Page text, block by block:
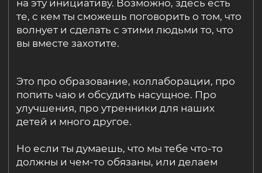
Но если ты думаешь, что мы тебе что-то
должны и чем-то обязаны, или делаем
на себя берем и у нас ничего не выйдет,
пожалуйста, вспомни шутку полковника